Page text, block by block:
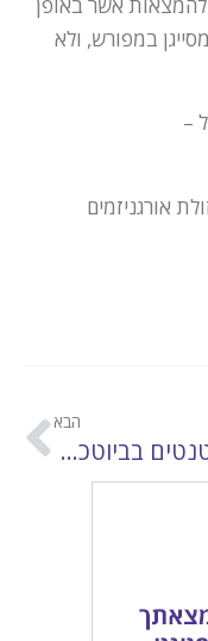
במפורש, ולא
אורגניזמים
הבא
בעלי פטנטים בביוטכנולוגיה יזכו כעת להגנה גדולה יותר על זכויותיהם בארה"ב